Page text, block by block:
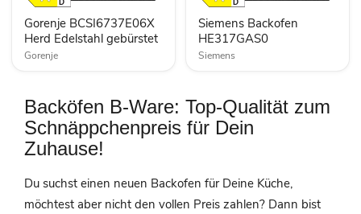
Gorenje BCSI6737E06X
Herd Edelstahl gebürstet
Gorenje
Siemens Backofen
HE317GAS0
Siemens
Backöfen B-Ware: Top-Qualität zum
Schnäppchenpreis für Dein
Zuhause!
Du suchst einen neuen Backofen für Deine Küche,
möchtest aber nicht den vollen Preis zahlen? Dann bist